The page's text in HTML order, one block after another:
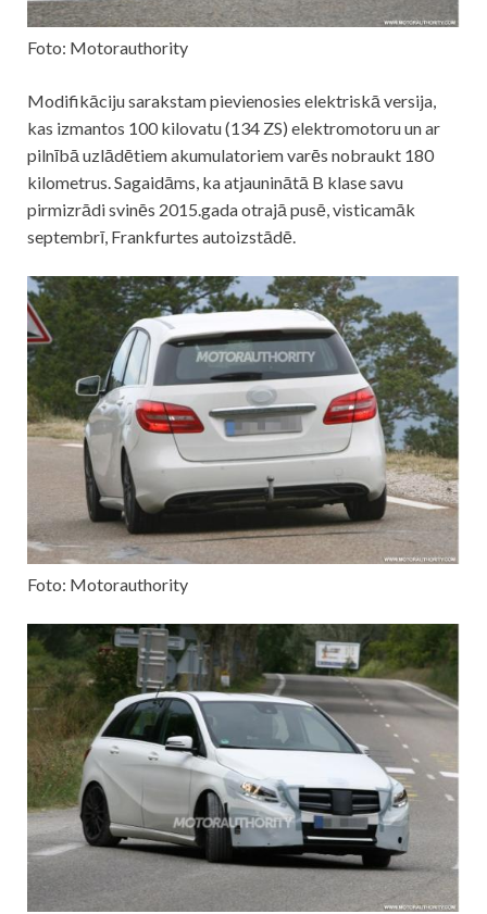
Foto: Motorauthority
Modifikāciju sarakstam pievienosies elektriskā versija,
kas izmantos 100 kilovatu (134 ZS) elektromotoru un ar
pilnībā uzlādētiem akumulatoriem varēs nobraukt 180
kilometrus. Sagaidāms, ka atjauninātā B klase savu
pirmizrādi svinēs 2015.gada otrajā pusē, visticamāk
septembrī, Frankfurtes autoizstādē.
Foto: Motorauthority